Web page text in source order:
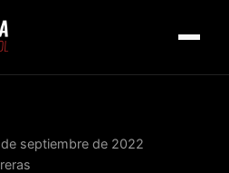
de septiembre de 2022